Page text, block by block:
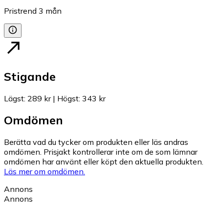
Pristrend 3 mån
Stigande
Lägst: 289 kr| Högst: 343 kr
Omdömen
Berätta vad du tycker om produkten eller läs andras
omdömen. Prisjakt kontrollerar inte om de som lämnar
omdömen har använt eller köpt den aktuella produkten.
Läs mer om omdömen.
Annons
Annons